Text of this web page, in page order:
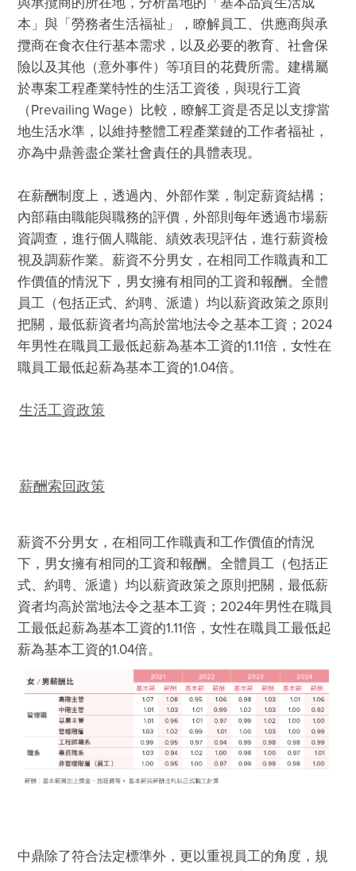
與承攬商的所在地，分析當地的「基本品質生活成
本」與「勞務者生活福祉」，瞭解員工、供應商與承
攬商在食衣住行基本需求，以及必要的教育、社會保
險以及其他（意外事件）等項目的花費所需。建構屬
於專案工程產業特性的生活工資後，與現行工資
（Prevailing Wage）比較，瞭解工資是否足以支撐當
地生活水準，以維持整體工程產業鏈的工作者福祉，
亦為中鼎善盡企業社會責任的具體表現。
在薪酬制度上，透過內、外部作業，制定薪資結構；
內部藉由職能與職務的評價，外部則每年透過市場薪
資調查，進行個人職能、績效表現評估，進行薪資檢
視及調薪作業。薪資不分男女，在相同工作職責和工
作價值的情況下，男女擁有相同的工資和報酬。全體
員工（包括正式、約聘、派遣）均以薪資政策之原則
把關，最低薪資者均高於當地法令之基本工資；2024
年男性在職員工最低起薪為基本工資的1.11倍，女性在
職員工最低起薪為基本工資的1.04倍。
生活工資政策
薪酬索回政策
薪資不分男女，在相同工作職責和工作價值的情況
下，男女擁有相同的工資和報酬。全體員工（包括正
式、約聘、派遣）均以薪資政策之原則把關，最低薪
資者均高於當地法令之基本工資；2024年男性在職員
工最低起薪為基本工資的1.11倍，女性在職員工最低起
薪為基本工資的1.04倍。
中鼎除了符合法定標準外，更以重視員工的角度，規